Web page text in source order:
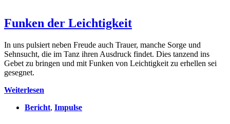
Funken der Leichtigkeit
In uns pulsiert neben Freude auch Trauer, manche Sorge und
Sehnsucht, die im Tanz ihren Ausdruck findet. Dies tanzend ins
Gebet zu bringen und mit Funken von Leichtigkeit zu erhellen sei
gesegnet.
Weiterlesen
Leichtigkeit
Bericht, Impulse